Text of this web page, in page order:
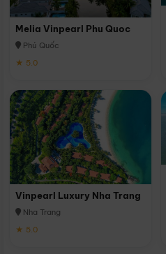
Melia Vinpearl Phu Quoc
Phú Quốc
★ 5.0
Vinpearl Luxury Nha Trang
Nha Trang
★ 5.0